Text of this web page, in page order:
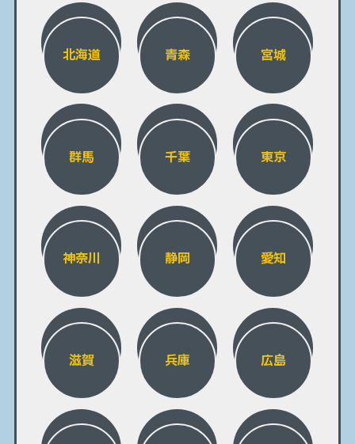
北海道 青森 宮城
群馬 千葉 東京
神奈川 静岡 愛知
滋賀 兵庫 広島